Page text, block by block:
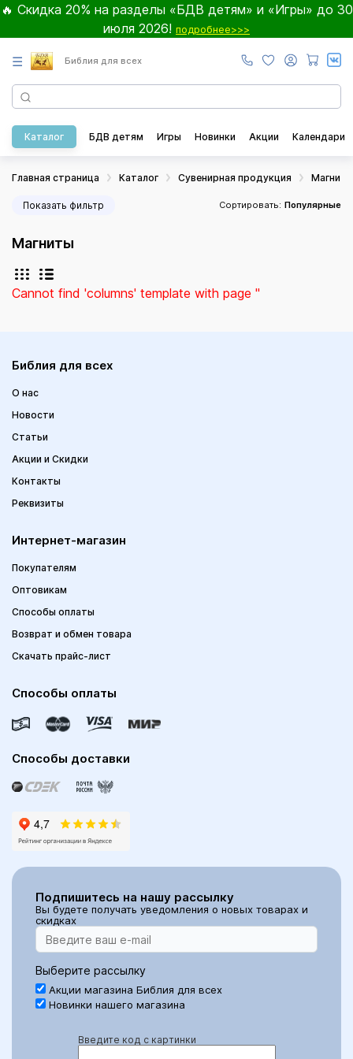
🔥 Скидка 20% на разделы «БДВ детям» и «Игры» до 30
июля 2026! подробнее>>>
☰ Библия для всех
Каталог БДВ детям Игры Новинки Акции Календари
Главная страница Каталог Сувенирная продукция Магниты
Показать фильтр Сортировать: Популярные
Магниты
Cannot find 'columns' template with page ''
Библия для всех
О нас
Новости
Статьи
Акции и Скидки
Контакты
Реквизиты
Интернет-магазин
Покупателям
Оптовикам
Способы оплаты
Возврат и обмен товара
Скачать прайс-лист
Способы оплаты
Способы доставки
Подпишитесь на нашу рассылку
Вы будете получать уведомления о новых товарах и
скидках
Выберите рассылку
Акции магазина Библия для всех
Новинки нашего магазина
Введите код с картинки